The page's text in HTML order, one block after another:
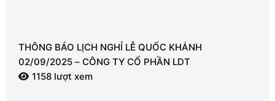
THÔNG BÁO LỊCH NGHỈ LỄ QUỐC KHÁNH
02/09/2025 – CÔNG TY CỔ PHẦN LDT
1158 lượt xem